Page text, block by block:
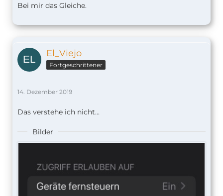
Bei mir das Gleiche.
El_Viejo
Fortgeschrittener
14. Dezember 2019
Das verstehe ich nicht...
Bilder